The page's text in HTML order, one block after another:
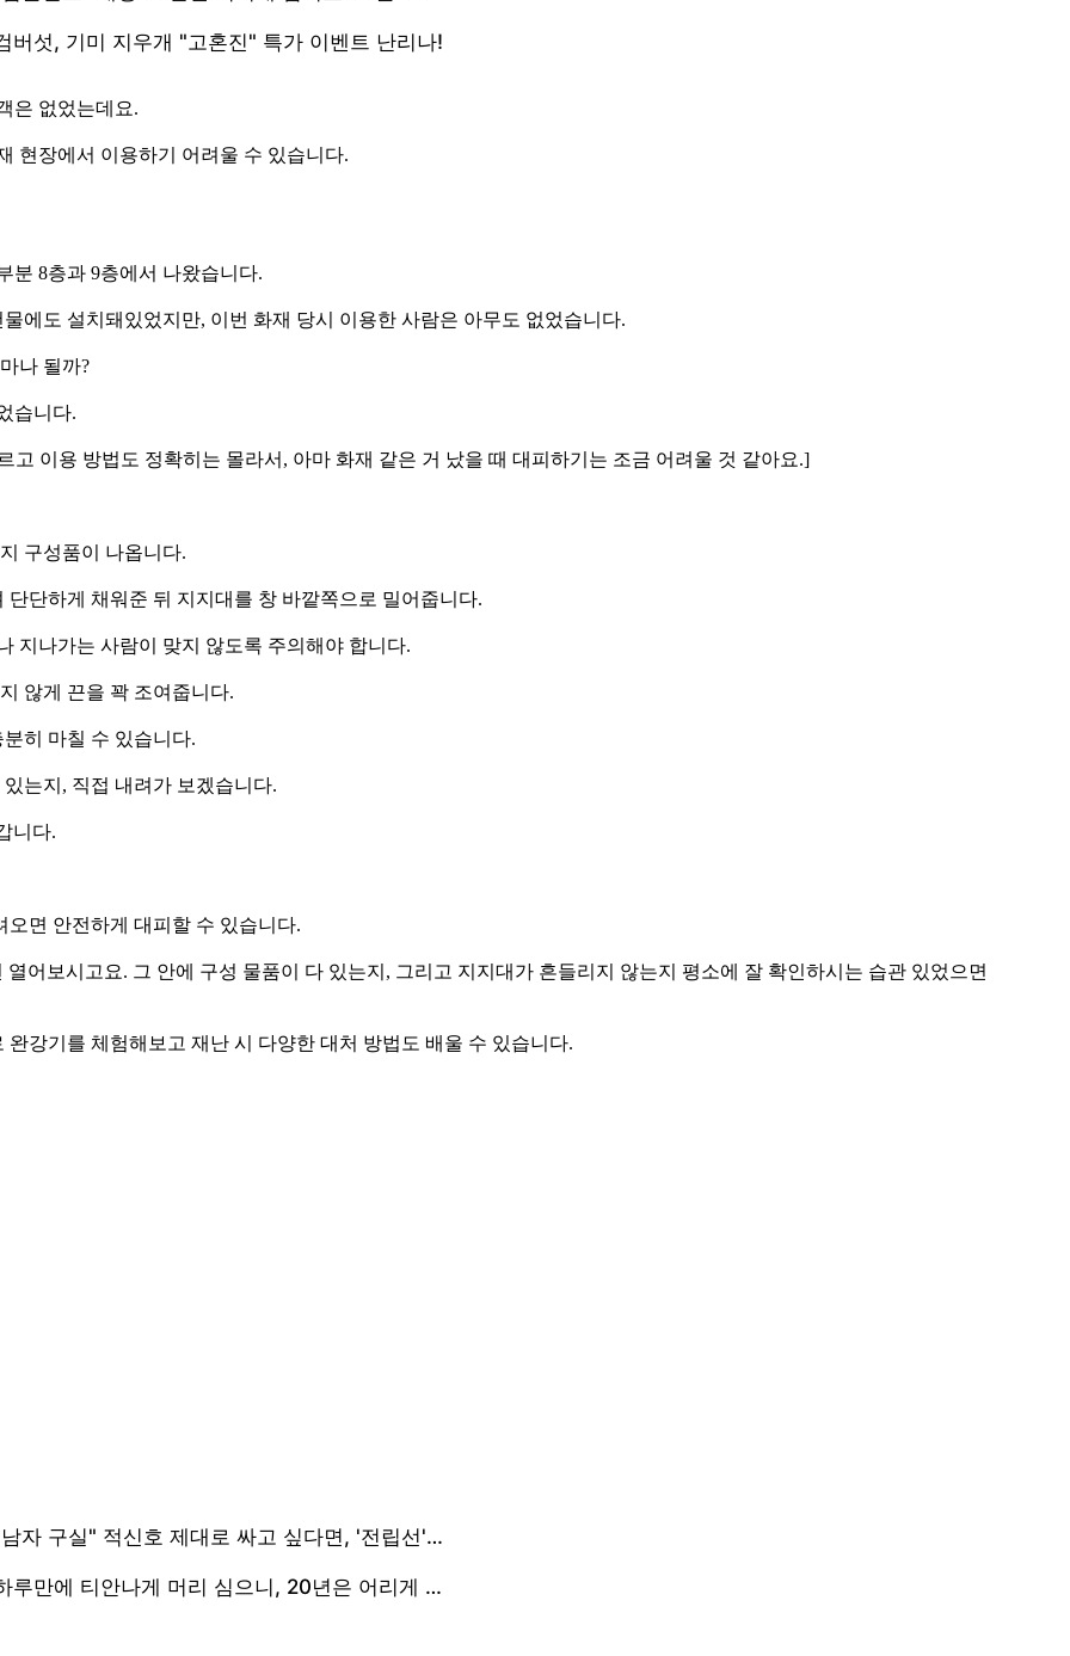
은 없었는데요.
현장에서 이용하기 어려울 수 있습니다.
분 8층과 9층에서 나왔습니다.
에도 설치돼있었지만, 이번 화재 당시 이용한 사람은 아무도 없었습니다.
나 될까?
습니다.
이용 방법도 정확히는 몰라서, 아마 화재 같은 거 났을 때 대피하기는 조금 어려울 것 같아요.]
구성품이 나옵니다.
단하게 채워준 뒤 지지대를 창 바깥쪽으로 밀어줍니다.
지나가는 사람이 맞지 않도록 주의해야 합니다.
않게 끈을 꽉 조여줍니다.
히 마칠 수 있습니다.
는지, 직접 내려가 보겠습니다.
니다.
면 안전하게 대피할 수 있습니다.
어보시고요. 그 안에 구성 물품이 다 있는지, 그리고 지지대가 흔들리지 않는지 평소에 잘 확인하시는 습관 있었으면
강기를 체험해보고 재난 시 다양한 대처 방법도 배울 수 있습니다.